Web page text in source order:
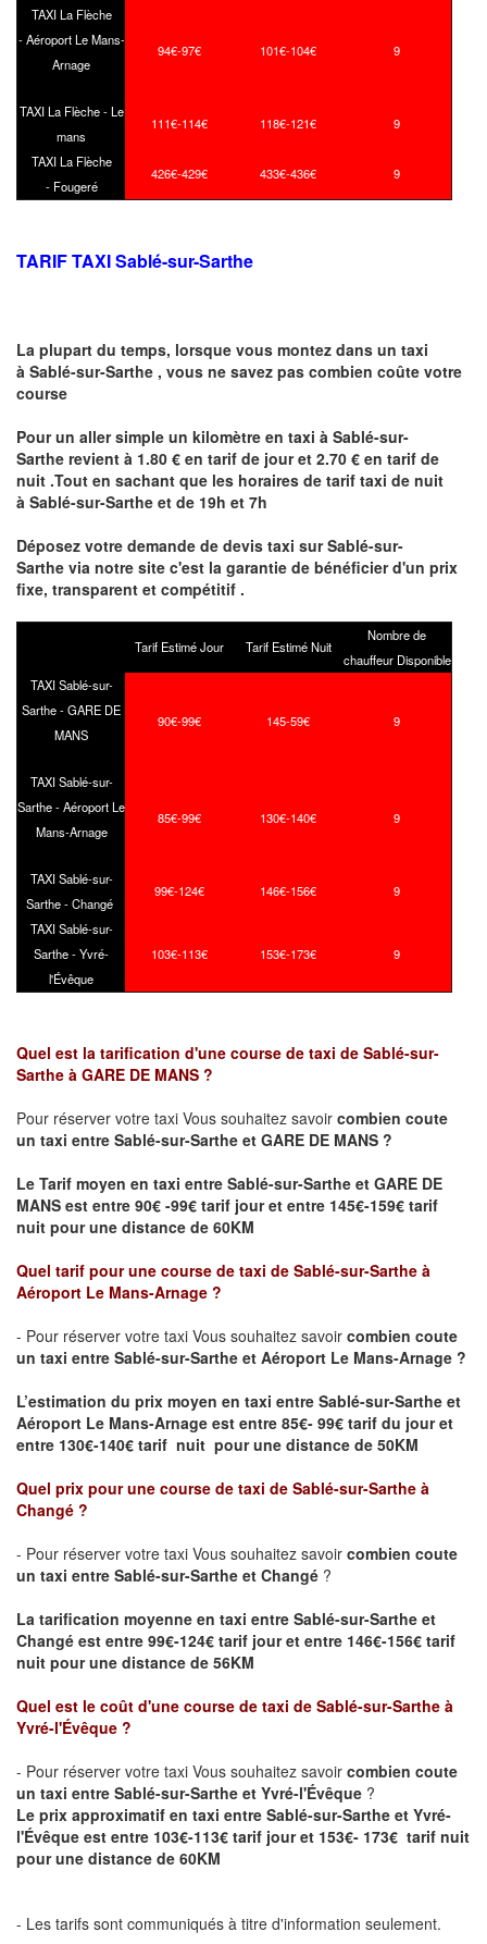
TAXI La Flèche
- Aéroport Le Mans-
Arnage
94€-97€ 101€-104€ 9
TAXI La Flèche - Le
mans
111€-114€ 118€-121€ 9
TAXI La Flèche
- Fougeré
426€-429€ 433€-436€ 9
TARIF TAXI Sablé-sur-Sarthe
La plupart du temps, lorsque vous montez dans un taxi
à Sablé-sur-Sarthe , vous ne savez pas combien coûte votre
course
Pour un aller simple un kilomètre en taxi à Sablé-sur-
Sarthe revient à 1.80 € en tarif de jour et 2.70 € en tarif de
nuit .Tout en sachant que les horaires de tarif taxi de nuit
à Sablé-sur-Sarthe et de 19h et 7h
Déposez votre demande de devis taxi sur Sablé-sur-
Sarthe via notre site c'est la garantie de bénéficier d'un prix
fixe, transparent et compétitif .
Tarif Estimé Jour Tarif Estimé Nuit
Nombre de
chauffeur Disponible
TAXI Sablé-sur-
Sarthe - GARE DE
MANS
90€-99€ 145-59€ 9
TAXI Sablé-sur-
Sarthe - Aéroport Le
Mans-Arnage
85€-99€ 130€-140€ 9
TAXI Sablé-sur-
Sarthe - Changé
99€-124€ 146€-156€ 9
TAXI Sablé-sur-
Sarthe - Yvré-
l'Évêque
103€-113€ 153€-173€ 9
Quel est la tarification d'une course de taxi de Sablé-sur-
Sarthe à GARE DE MANS ?
Pour réserver votre taxi Vous souhaitez savoir combien coute
un taxi entre Sablé-sur-Sarthe et GARE DE MANS ?
Le Tarif moyen en taxi entre Sablé-sur-Sarthe et GARE DE
MANS est entre 90€ -99€ tarif jour et entre 145€-159€ tarif
nuit pour une distance de 60KM
Quel tarif pour une course de taxi de Sablé-sur-Sarthe à
Aéroport Le Mans-Arnage ?
- Pour réserver votre taxi Vous souhaitez savoir combien coute
un taxi entre Sablé-sur-Sarthe et Aéroport Le Mans-Arnage ?
L’estimation du prix moyen en taxi entre Sablé-sur-Sarthe et
Aéroport Le Mans-Arnage est entre 85€- 99€ tarif du jour et
entre 130€-140€ tarif nuit pour une distance de 50KM
Quel prix pour une course de taxi de Sablé-sur-Sarthe à
Changé ?
- Pour réserver votre taxi Vous souhaitez savoir combien coute
un taxi entre Sablé-sur-Sarthe et Changé ?
La tarification moyenne en taxi entre Sablé-sur-Sarthe et
Changé est entre 99€-124€ tarif jour et entre 146€-156€ tarif
nuit pour une distance de 56KM
Quel est le coût d'une course de taxi de Sablé-sur-Sarthe à
Yvré-l'Évêque ?
- Pour réserver votre taxi Vous souhaitez savoir combien coute
un taxi entre Sablé-sur-Sarthe et Yvré-l'Évêque ?
Le prix approximatif en taxi entre Sablé-sur-Sarthe et Yvré-
l'Évêque est entre 103€-113€ tarif jour et 153€- 173€ tarif nuit
pour une distance de 60KM
- Les tarifs sont communiqués à titre d'information seulement.